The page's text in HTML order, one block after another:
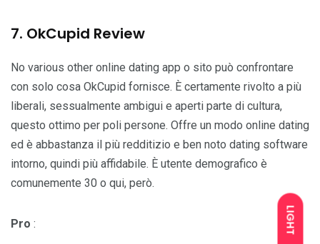
LIGHT
7. OkCupid Review
No various other online dating app o sito può confrontare
con solo cosa OkCupid fornisce. È certamente rivolto a più
liberali, sessualmente ambigui e aperti parte di cultura,
questo ottimo per poli persone. Offre un modo online dating
ed è abbastanza il più redditizio e ben noto dating software
intorno, quindi più affidabile. È utente demografico è
comunemente 30 o qui, però.
Pro :